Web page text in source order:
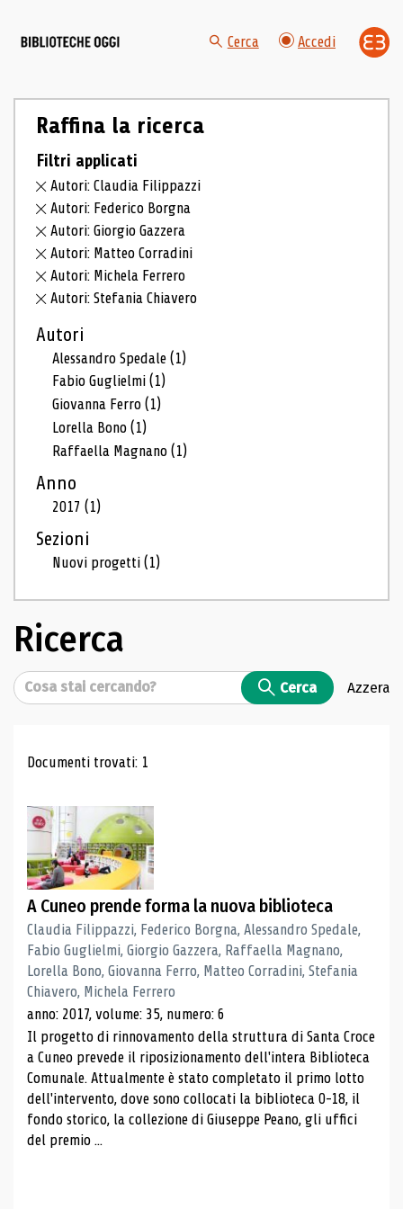
Cerca Accedi
Raffina la ricerca
Filtri applicati
Autori: Claudia Filippazzi
Autori: Federico Borgna
Autori: Giorgio Gazzera
Autori: Matteo Corradini
Autori: Michela Ferrero
Autori: Stefania Chiavero
Autori
Alessandro Spedale(1)
Fabio Guglielmi(1)
Giovanna Ferro(1)
Lorella Bono(1)
Raffaella Magnano(1)
Anno
2017(1)
Sezioni
Nuovi progetti(1)
Ricerca
Cerca Cerca Azzera
Risultati di ricerca
Documenti trovati: 1
A Cuneo prende forma la nuova biblioteca
Claudia Filippazzi, Federico Borgna, Alessandro Spedale,
Fabio Guglielmi, Giorgio Gazzera, Raffaella Magnano,
Lorella Bono, Giovanna Ferro, Matteo Corradini, Stefania
Chiavero, Michela Ferrero
anno: 2017, volume: 35, numero: 6
Il progetto di rinnovamento della struttura di Santa Croce
a Cuneo prevede il riposizionamento dell'intera Biblioteca
Comunale. Attualmente è stato completato il primo lotto
dell'intervento, dove sono collocati la biblioteca 0-18, il
fondo storico, la collezione di Giuseppe Peano, gli uffici
del premio ...